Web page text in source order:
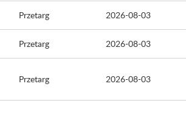
Przetarg 2026-08-03
Przetarg 2026-08-03
Przetarg 2026-08-03